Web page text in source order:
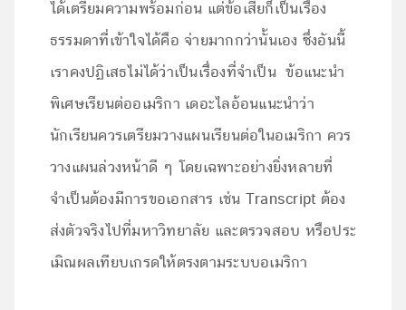
ได้เตรียมความพร้อมก่อน แต่ข้อเสียก็เป็นเรื่อง
ธรรมดาที่เข้าใจได้คือ จ่ายมากกว่านั้นเอง ซึ่งอันนี้
เราคงปฏิเสธไม่ได้ว่าเป็นเรื่องที่จำเป็น ข้อแนะนำ
พิเศษเรียนต่ออเมริกา เดอะไลอ้อนแนะนำว่า
นักเรียนควรเตรียมวางแผนเรียนต่อในอเมริกา ควร
วางแผนล่วงหน้าดี ๆ โดยเฉพาะอย่างยิ่งหลายที่
จำเป็นต้องมีการขอเอกสาร เช่น Transcript ต้อง
ส่งตัวจริงไปที่มหาวิทยาลัย และตรวจสอบ หรือประ
เมิณผลเทียบเกรดให้ตรงตามระบบอเมริกา